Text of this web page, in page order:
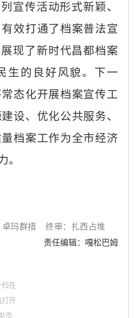
宣传活动形式新颖、
效打通了档案普法宣
现了新时代昌都档案
生的良好风貌。下一
态化开展档案宣传工
设、优化公共服务、
档案工作为全市经济
。
卓玛群措 终审：扎西占堆
责任编辑：嘎松巴姆
扫在
打开
页